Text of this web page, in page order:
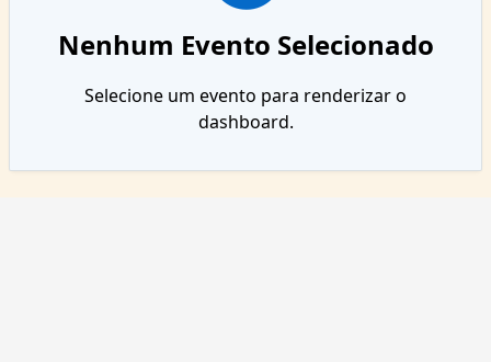
Nenhum Evento Selecionado
Selecione um evento para renderizar o
dashboard.